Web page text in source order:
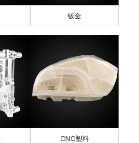
钣金
CNC塑料